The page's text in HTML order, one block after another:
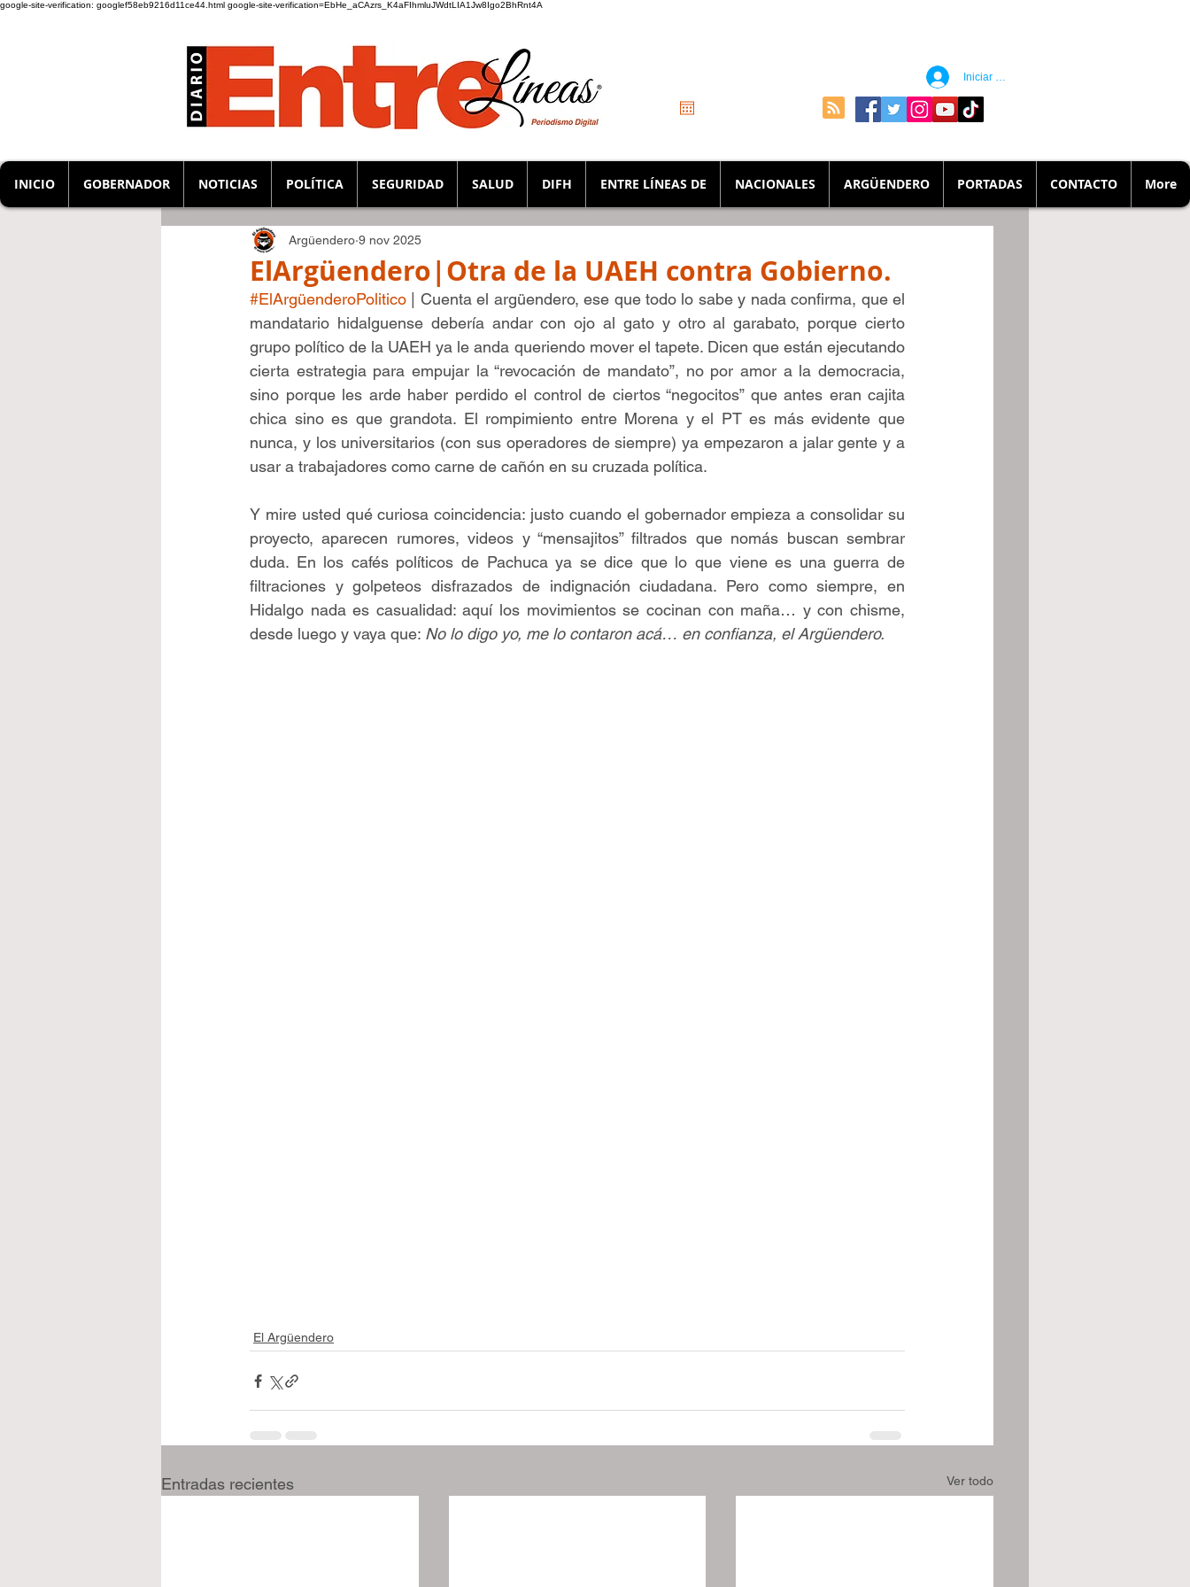
google-site-verification: googlef58eb9216d11ce44.html google-site-verification=EbHe_aCAzrs_K4aFIhmluJWdtLIA1Jw8Igo2BhRnt4A
Iniciar sesión
INICIO GOBERNADOR NOTICIAS POLÍTICA SEGURIDAD SALUD DIFH ENTRE LÍNEAS DE NACIONALES ARGÜENDERO PORTADAS CONTACTO More
ElArgüendero|Otra de la UAEH contra Gobierno.
Argüendero 9 nov 2025
#ElArgüenderoPolitico | Cuenta el argüendero, ese que todo lo sabe y nada confirma, que el
mandatario hidalguense debería andar con ojo al gato y otro al garabato, porque cierto
grupo político de la UAEH ya le anda queriendo mover el tapete. Dicen que están ejecutando
cierta estrategia para empujar la “revocación de mandato”, no por amor a la democracia,
sino porque les arde haber perdido el control de ciertos “negocitos” que antes eran cajita
chica sino es que grandota. El rompimiento entre Morena y el PT es más evidente que
nunca, y los universitarios (con sus operadores de siempre) ya empezaron a jalar gente y a
usar a trabajadores como carne de cañón en su cruzada política.
Y mire usted qué curiosa coincidencia: justo cuando el gobernador empieza a consolidar su
proyecto, aparecen rumores, videos y “mensajitos” filtrados que nomás buscan sembrar
duda. En los cafés políticos de Pachuca ya se dice que lo que viene es una guerra de
filtraciones y golpeteos disfrazados de indignación ciudadana. Pero como siempre, en
Hidalgo nada es casualidad: aquí los movimientos se cocinan con maña… y con chisme,
desde luego y vaya que: No lo digo yo, me lo contaron acá… en confianza, el Argüendero.
El Argüendero
Entradas recientes Ver todo